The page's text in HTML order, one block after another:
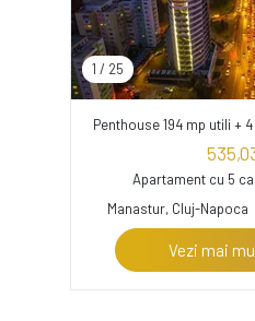
1 / 25
Penthouse 194 mp utili +
Apartament cu 5
Manastur, Cluj-Napoca
Vezi mai